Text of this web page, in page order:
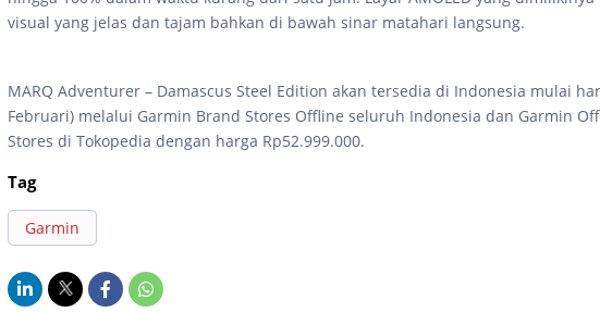
visual yang jelas dan tajam bahkan di bawah sinar matahari langsung.
MARQ Adventurer – Damascus Steel Edition akan tersedia di Indonesia mulai
Februari) melalui Garmin Brand Stores Offline seluruh Indonesia dan Garmin
Stores di Tokopedia dengan harga Rp52.999.000.
Tag
Garmin